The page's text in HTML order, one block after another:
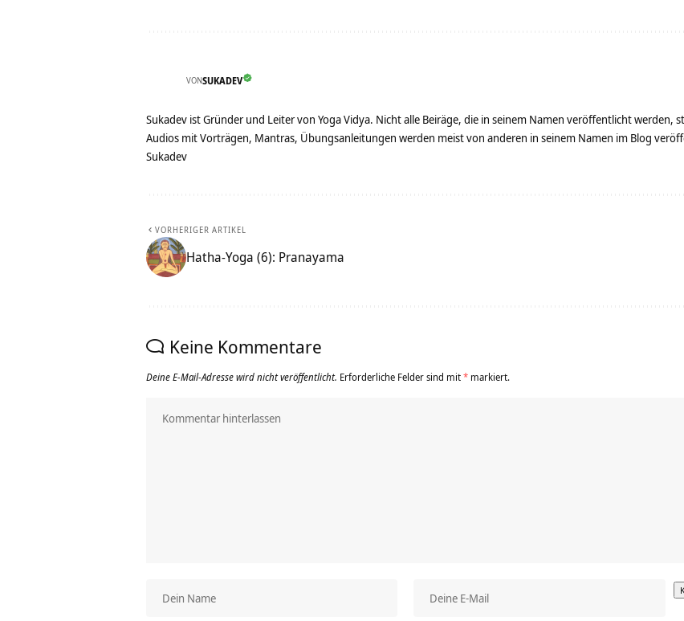
VONSUKADEV
Sukadev ist Gründer und Leiter von Yoga Vidya. Nicht alle Beiräge, die in seinem Namen veröffentlicht werden,
Audios mit Vorträgen, Mantras, Übungsanleitungen werden meist von anderen in seinem Namen im Blog
Sukadev
VORHERIGER ARTIKEL
Hatha-Yoga (6): Pranayama
Keine Kommentare
Deine E-Mail-Adresse wird nicht veröffentlicht. Erforderliche Felder sind mit* markiert.